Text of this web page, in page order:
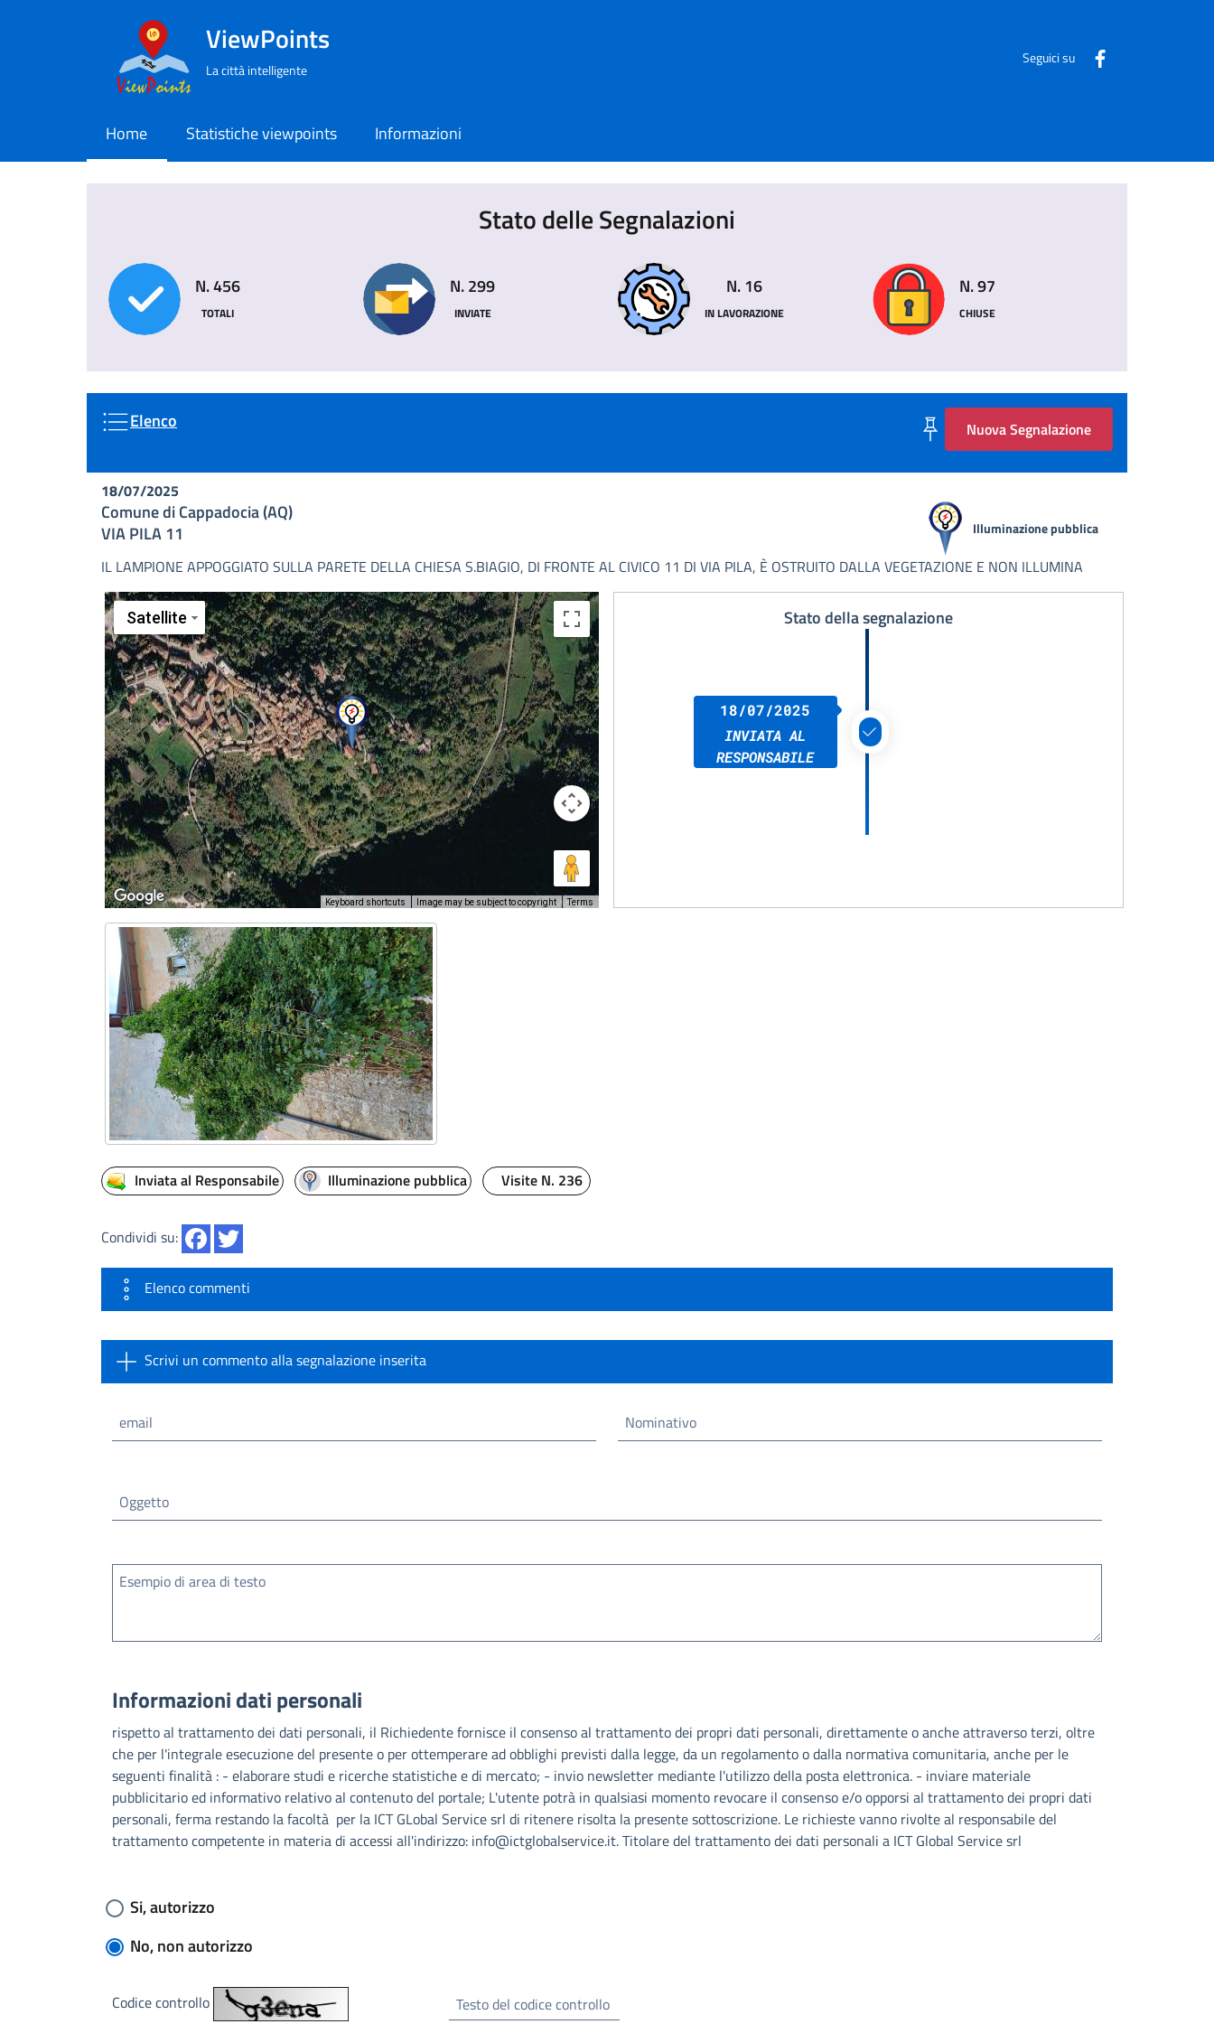
ViewPoints
La città intelligente
Seguici su
Home Statistiche viewpoints Informazioni
Stato delle Segnalazioni
N. 456
TOTALI
N. 299
INVIATE
N. 16
IN LAVORAZIONE
N. 97
CHIUSE
Elenco Nuova Segnalazione
18/07/2025
Comune di Cappadocia (AQ)
VIA PILA 11
Illuminazione pubblica
IL LAMPIONE APPOGGIATO SULLA PARETE DELLA CHIESA S.BIAGIO, DI FRONTE AL CIVICO 11 DI VIA PILA, È OSTRUITO DALLA VEGETAZIONE E NON ILLUMINA
Satellite
Keyboard shortcuts Image may be subject to copyright Terms
Stato della segnalazione
18/07/2025
INVIATA AL
RESPONSABILE
Inviata al Responsabile Illuminazione pubblica Visite N. 236
Condividi su:
Elenco commenti
Scrivi un commento alla segnalazione inserita
email Nominativo
Oggetto
Esempio di area di testo
Informazioni dati personali
rispetto al trattamento dei dati personali, il Richiedente fornisce il consenso al trattamento dei propri dati personali, direttamente o anche attraverso terzi, oltre
che per l'integrale esecuzione del presente o per ottemperare ad obblighi previsti dalla legge, da un regolamento o dalla normativa comunitaria, anche per le
seguenti finalità : - elaborare studi e ricerche statistiche e di mercato; - invio newsletter mediante l'utilizzo della posta elettronica. - inviare materiale
pubblicitario ed informativo relativo al contenuto del portale; L'utente potrà in qualsiasi momento revocare il consenso e/o opporsi al trattamento dei propri dati
personali, ferma restando la facoltà per la ICT GLobal Service srl di ritenere risolta la presente sottoscrizione. Le richieste vanno rivolte al responsabile del
trattamento competente in materia di accessi all'indirizzo: info@ictglobalservice.it. Titolare del trattamento dei dati personali a ICT Global Service srl
Si, autorizzo
No, non autorizzo
Codice controllo Testo del codice controllo